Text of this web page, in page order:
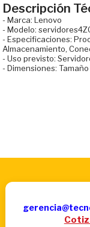
Descripción
- Marca: Lenovo
- Modelo:
- Especificaciones:
Almacenamiento,
- Uso previsto:
- Dimensiones: